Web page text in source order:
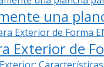
una
Exterior de